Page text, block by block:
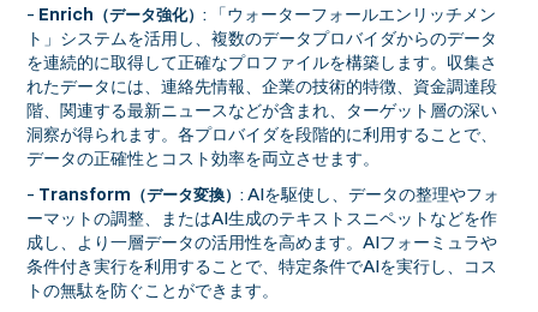
- Enrich（データ強化）: 「ウォーターフォールエンリッチメン
ト」システムを活用し、複数のデータプロバイダからのデータ
を連続的に取得して正確なプロファイルを構築します。収集さ
れたデータには、連絡先情報、企業の技術的特徴、資金調達段
階、関連する最新ニュースなどが含まれ、ターゲット層の深い
洞察が得られます。各プロバイダを段階的に利用することで、
データの正確性とコスト効率を両立させます。
- Transform（データ変換）: AIを駆使し、データの整理やフォ
ーマットの調整、またはAI生成のテキストスニペットなどを作
成し、より一層データの活用性を高めます。AIフォーミュラや
条件付き実行を利用することで、特定条件でAIを実行し、コス
トの無駄を防ぐことができます。